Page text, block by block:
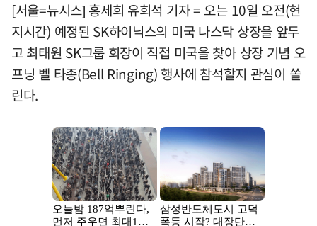
[서울=뉴시스] 홍세희 유희석 기자 = 오는 10일 오전(현
지시간) 예정된 SK하이닉스의 미국 나스닥 상장을 앞두
고 최태원 SK그룹 회장이 직접 미국을 찾아 상장 기념 오
프닝 벨 타종(Bell Ringing) 행사에 참석할지 관심이 쏠
린다.